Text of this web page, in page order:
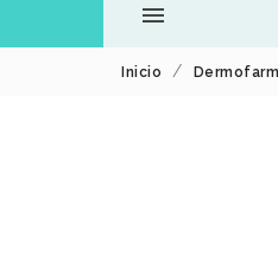

TODOS LOS
Inicio